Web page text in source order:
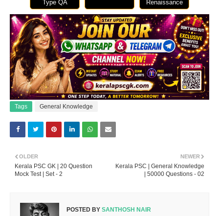
Type QA
Renaissance
Tags General Knowledge
NEWER
Kerala PSC | General Knowledge
| 50000 Questions - 02
OLDER
Kerala PSC GK | 20 Question
Mock Test | Set - 2
POSTED BY SANTHOSH NAIR